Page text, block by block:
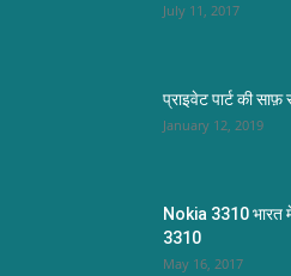
July 11, 2017
प्राइवेट पार्ट की
January 12, 2019
Nokia 3310 भारत
3310
May 16, 2017